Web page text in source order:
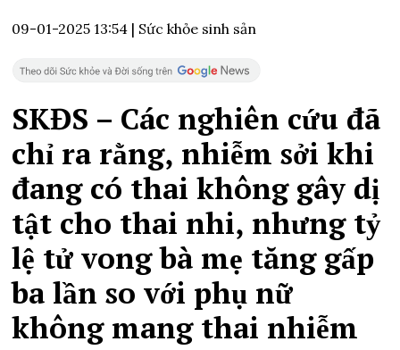
09-01-2025 13:54 | Sức khỏe sinh sản
SKĐS – Các nghiên cứu đã
chỉ ra rằng, nhiễm sởi khi
đang có thai không gây dị
tật cho thai nhi, nhưng tỷ
lệ tử vong bà mẹ tăng gấp
ba lần so với phụ nữ
không mang thai nhiễm